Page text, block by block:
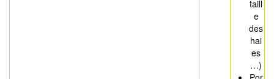
taill
e
des
hai
es
…)